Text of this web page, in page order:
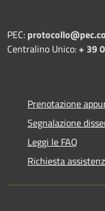
PEC:
Centralino Unico:+ 39
Prenotazione
Segnalazione
Leggi le FAQ
Richiesta